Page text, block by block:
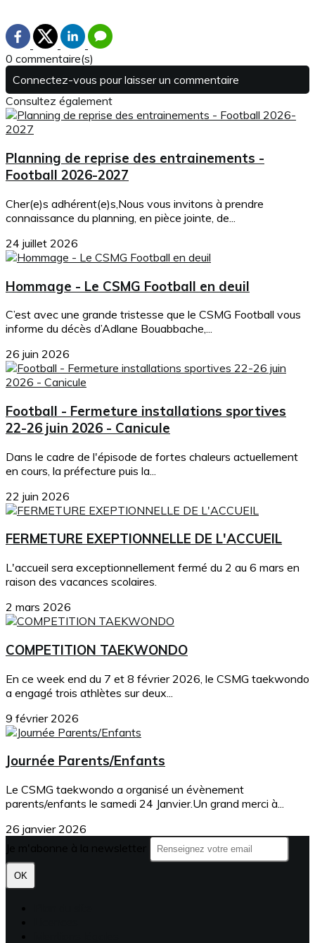
0 commentaire(s)
Connectez-vous pour laisser un commentaire
Consultez également
Planning de reprise des entrainements -
Football 2026-2027
Cher(e)s adhérent(e)s,Nous vous invitons à prendre
connaissance du planning, en pièce jointe, de...
24 juillet 2026
Hommage - Le CSMG Football en deuil
C’est avec une grande tristesse que le CSMG Football vous
informe du décès d’Adlane Bouabbache,...
26 juin 2026
Football - Fermeture installations sportives
22-26 juin 2026 - Canicule
Dans le cadre de l'épisode de fortes chaleurs actuellement
en cours, la préfecture puis la...
22 juin 2026
FERMETURE EXEPTIONNELLE DE L'ACCUEIL
L'accueil sera exceptionnellement fermé du 2 au 6 mars en
raison des vacances scolaires.
2 mars 2026
COMPETITION TAEKWONDO
En ce week end du 7 et 8 février 2026, le CSMG taekwondo
a engagé trois athlètes sur deux...
9 février 2026
Journée Parents/Enfants
Le CSMG taekwondo a organisé un évènement
parents/enfants le samedi 24 Janvier.Un grand merci à...
26 janvier 2026
OK